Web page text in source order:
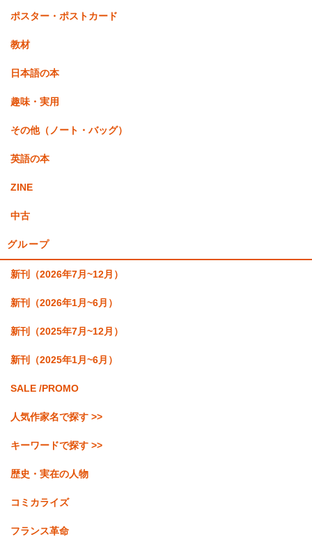
ポスター・ポストカード
教材
日本語の本
趣味・実用
その他（ノート・バッグ）
英語の本
ZINE
中古
グループ
新刊（2026年7月~12月）
新刊（2026年1月~6月）
新刊（2025年7月~12月）
新刊（2025年1月~6月）
SALE /PROMO
人気作家名で探す >>
キーワードで探す >>
歴史・実在の人物
コミカライズ
フランス革命